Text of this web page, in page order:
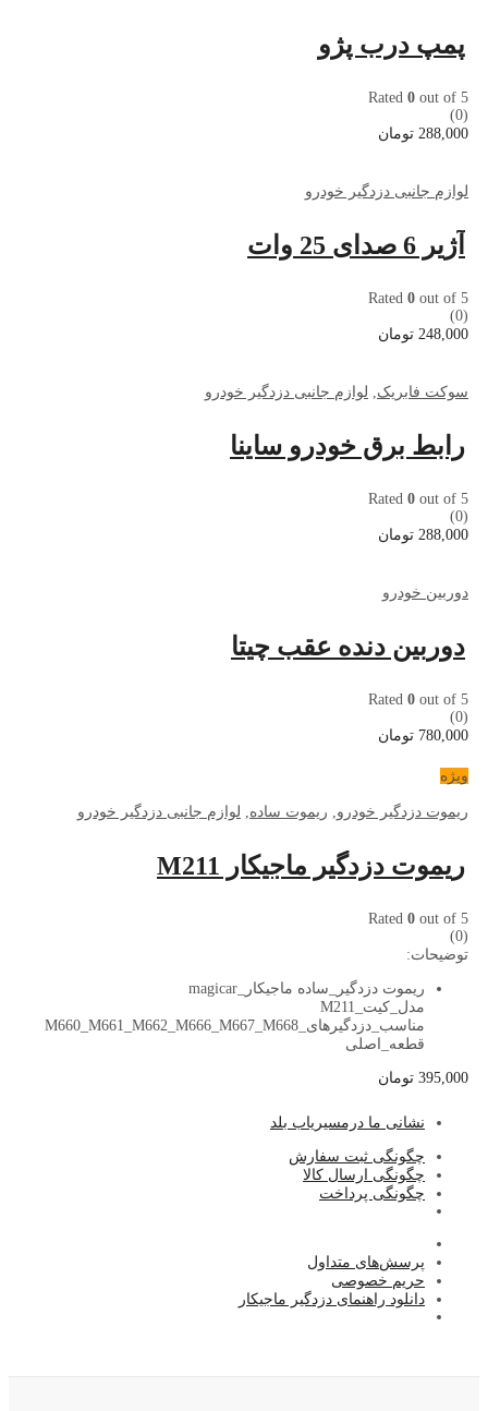
پمپ درب پژو
Rated 0 out of 5
(0)
288,000 تومان
لوازم جانبی دزدگیر خودرو
آژیر 6 صدای 25 وات
Rated 0 out of 5
(0)
248,000 تومان
سوکت فابریک, لوازم جانبی دزدگیر خودرو
رابط برق خودرو ساینا
Rated 0 out of 5
(0)
288,000 تومان
دوربین خودرو
دوربین دنده عقب چیتا
Rated 0 out of 5
(0)
780,000 تومان
ویژه
ریموت دزدگیر خودرو, ریموت ساده, لوازم جانبی دزدگیر خودرو
ریموت دزدگیر ماجیکار M211
Rated 0 out of 5
(0)
توضیحات:
ریموت دزدگیر_ساده ماجیکار_magicar
مدل_کیت_M211
مناسب_دزدگیرهای_M660_M661_M662_M666_M667_M668
قطعه_اصلی
395,000 تومان
نشانی ما درمسیریاب بلد
چگونگی ثبت سفارش
چگونگی ارسال کالا
چگونگی پرداخت
پرسش‌های متداول
حریم خصوصی
دانلود راهنمای دزدگیر ماجیکار